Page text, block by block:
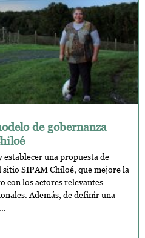
de gobernanza
una propuesta de
sitio SIPAM Chiloé, que mejore la
con los actores relevantes
Además, de definir una